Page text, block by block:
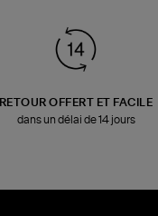
RETOUR OFFERT ET FACILE
dans un délai de 14 jours